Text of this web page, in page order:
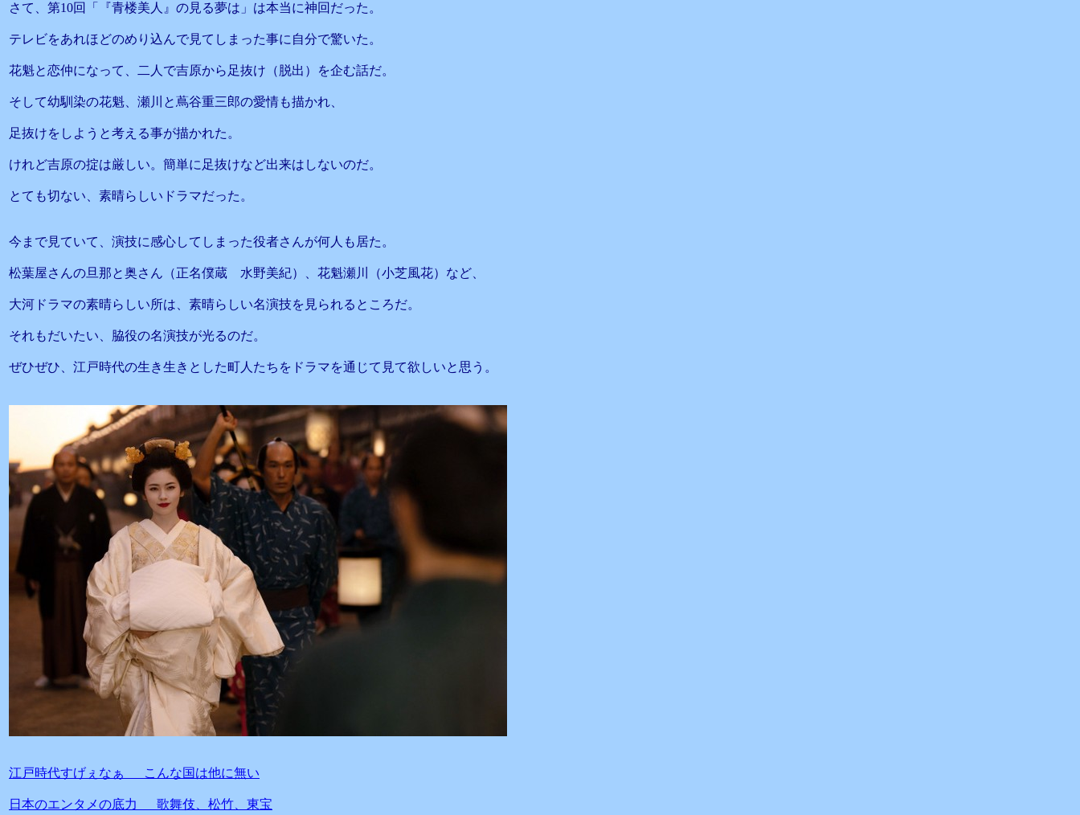
さて、第10回「『青楼美人』の見る夢は」は本当に神回だった。
テレビをあれほどのめり込んで見てしまった事に自分で驚いた。
花魁と恋仲になって、二人で吉原から足抜け（脱出）を企む話だ。
そして幼馴染の花魁、瀬川と蔦谷重三郎の愛情も描かれ、
足抜けをしようと考える事が描かれた。
けれど吉原の掟は厳しい。簡単に足抜けなど出来はしないのだ。
とても切ない、素晴らしいドラマだった。
今まで見ていて、演技に感心してしまった役者さんが何人も居た。
松葉屋さんの旦那と奥さん（正名僕蔵 水野美紀）、花魁瀬川（小芝風花）など、
大河ドラマの素晴らしい所は、素晴らしい名演技を見られるところだ。
それもだいたい、脇役の名演技が光るのだ。
ぜひぜひ、江戸時代の生き生きとした町人たちをドラマを通じて見て欲しいと思う。
江戸時代すげぇなぁ こんな国は他に無い
日本のエンタメの底力 歌舞伎、松竹、東宝